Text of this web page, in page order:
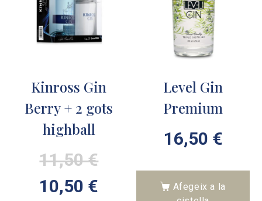
Kinross Gin
Berry + 2 gots
highball
11,50€
10,50 €
Level Gin
Premium
16,50 €
Afegeix a la